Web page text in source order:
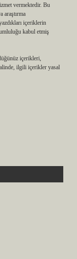
vermektedir. Bu
araştırma
içeriklerin
kabul etmiş
içerikleri,
ilgili içerikler yasal